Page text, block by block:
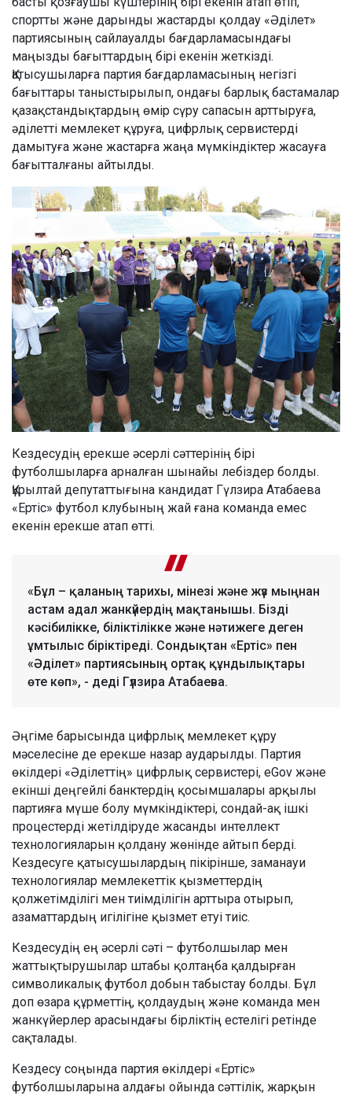
спортты және дарынды жастарды қолдау «Әділет»
партиясының сайлауалды бағдарламасындағы
маңызды бағыттардың бірі екенін жеткізді.
Қатысушыларға партия бағдарламасының негізгі
бағыттары таныстырылып, ондағы барлық бастамалар
қазақстандықтардың өмір сүру сапасын арттыруға,
әділетті мемлекет құруға, цифрлық сервистерді
дамытуға және жастарға жаңа мүмкіндіктер жасауға
бағытталғаны айтылды.
Кездесудің ерекше әсерлі сәттерінің бірі
футболшыларға арналған шынайы лебіздер болды.
Құрылтай депутаттығына кандидат Гүлзира Атабаева
«Ертіс» футбол клубының жай ғана команда емес
екенін ерекше атап өтті.
«Бұл – қаланың тарихы, мінезі және жүз мыңнан
астам адал жанкүйердің мақтанышы. Бізді
кәсібилікке, біліктілікке және нәтижеге деген
ұмтылыс біріктіреді. Сондықтан «Ертіс» пен
«Әділет» партиясының ортақ құндылықтары
өте көп», - деді Гүлзира Атабаева.
Әңгіме барысында цифрлық мемлекет құру
мәселесіне де ерекше назар аударылды. Партия
өкілдері «Әділеттің» цифрлық сервистері, eGov және
екінші деңгейлі банктердің қосымшалары арқылы
партияға мүше болу мүмкіндіктері, сондай-ақ ішкі
процестерді жетілдіруде жасанды интеллект
технологияларын қолдану жөнінде айтып берді.
Кездесуге қатысушылардың пікірінше, заманауи
технологиялар мемлекеттік қызметтердің
қолжетімділігі мен тиімділігін арттыра отырып,
азаматтардың игілігіне қызмет етуі тиіс.
Кездесудің ең әсерлі сәті – футболшылар мен
жаттықтырушылар штабы қолтаңба қалдырған
символикалық футбол добын табыстау болды. Бұл
доп өзара құрметтің, қолдаудың және команда мен
жанкүйерлер арасындағы бірліктің естелігі ретінде
сақталады.
Кездесу соңында партия өкілдері «Ертіс»
футболшыларына алдағы ойында сәттілік, жарқын